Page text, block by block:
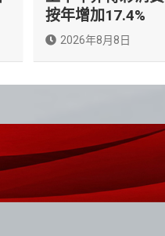
按年增加17.4%
2026年8月8日